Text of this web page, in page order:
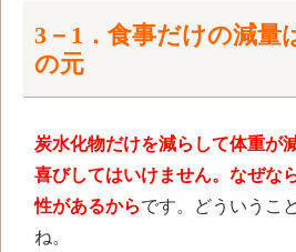
3－1．食事だけの減量
の元
炭水化物だけを減らして体重が
喜びしてはいけません。なぜな
性があるからです。どういうこ
ね。